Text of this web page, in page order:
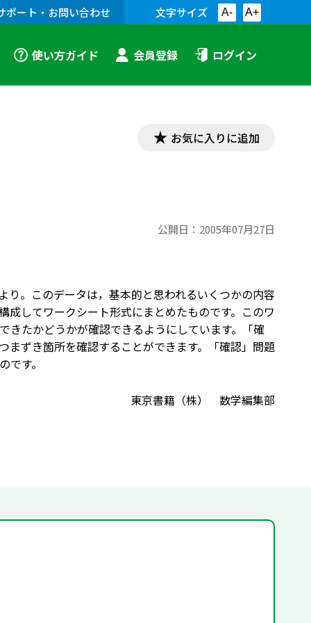
ポート・お問い合わせ 文字サイズ A- A+
使い方ガイド 会員登録 ログイン
お気に入りに追加
公開日： 2005年07月27日
。このデータは，基本的と思われるいくつかの内容
してワークシート形式にまとめたものです。このワ
きたかどうかが確認できるようにしています。「確
まずき箇所を確認することができます。「確認」問題
す。
東京書籍（株） 数学編集部